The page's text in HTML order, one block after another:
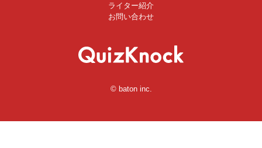
ライター紹介
お問い合わせ
© baton inc.